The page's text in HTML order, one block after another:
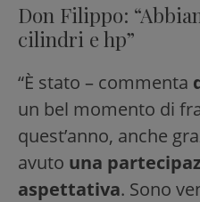
Don Filippo:
cilindri e hp”
“È stato – commenta
un bel momento di
quest’anno, anche
avuto una
aspettativa. Sono